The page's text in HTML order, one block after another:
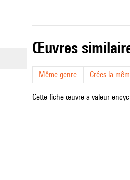
œuvres
Même genre Crées la
Cette fiche œuvre a valeur